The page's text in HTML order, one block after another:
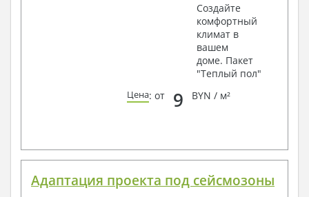
Создайте
комфортный
климат в
вашем
доме. Пакет
"Теплый пол"
Цена: от 9 BYN / м²
Адаптация проекта под сейсмозоны